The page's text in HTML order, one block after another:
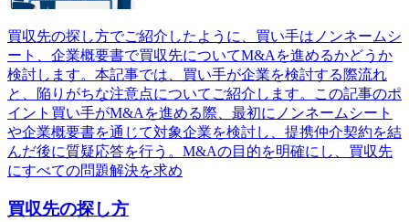
買収先の探し方でご紹介したように、買い手はノンネームシ
ート、企業概要書で買収先についてM&Aを進めるかどうか
検討します。本記事では、買い手が企業を検討する際流れ
と、陥りがちな注意点についてご紹介します。この記事のポ
イント買い手がM&Aを進める際、最初にノンネームシート
や企業概要書を通じて対象企業を検討し、提携仲介契約を結
んだ後に質疑応答を行う。M&Aの目的を明確にし、買収先
にすべての問題解決を求め
買収先の探し方